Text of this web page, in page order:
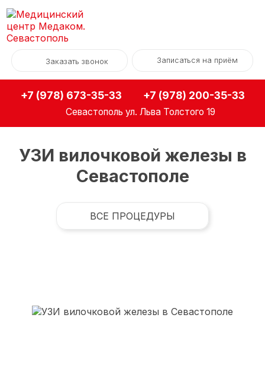
Заказать звонок Записаться на приём
+7 (978) 673-35-33 +7 (978) 200-35-33
Севастополь ул. Льва Толстого 19
УЗИ вилочковой железы в
Севастополе
ВСЕ ПРОЦЕДУРЫ